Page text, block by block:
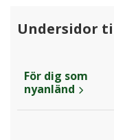
Undersidor
För dig som
nyanländ